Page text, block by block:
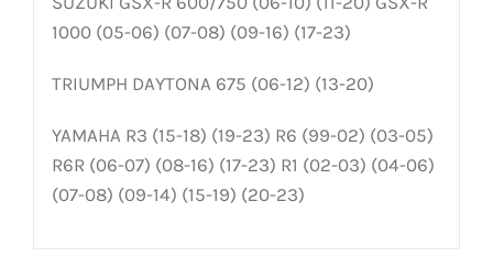
1000 (05-06) (07-08) (09-16) (17-23)
TRIUMPH DAYTONA 675 (06-12) (13-20)
YAMAHA R3 (15-18) (19-23) R6 (99-02) (03-05)
R6R (06-07) (08-16) (17-23) R1 (02-03) (04-06)
(07-08) (09-14) (15-19) (20-23)